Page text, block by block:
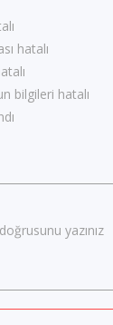
hatalı
bilgileri hatalı
yazınız